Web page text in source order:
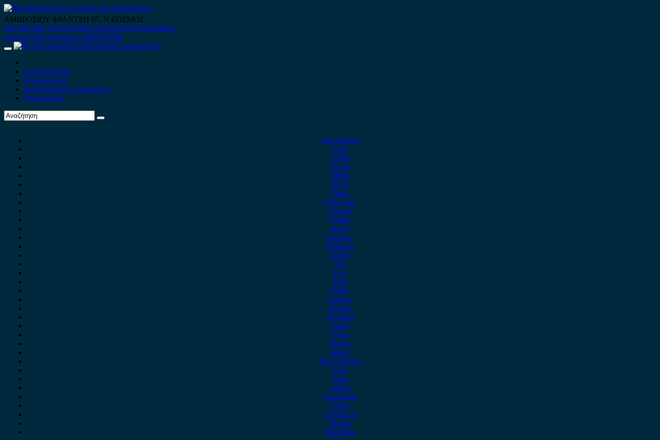
Skip
to
content
ΑΜΒΡΟΣΙΟΥ ΦΡΑΝΤΖΗ 67, Ν.ΚΟΣΜΟΣ
210 9012444 210 9239148 210 9238158 210 9026839
Κινητό-Viber-whatsapp : 6980507900
Primary
Αρχική Σελίδα
Ποιοί είμαστε
Ανταλλακτικά Αυτοκινήτων
Επικοινωνία
Alfa Romeo
Audi
Austin
Acura
BMW
BYD
Chery
Chevrolet
Citroen
Cupra
Dacia
Daewoo
Daihatsu
Dodge
DS
Fiat
Ford
Geely
Gonow
Honda
Hyundai
Isuzu
iveco
Jaecoo
Jaguar
Jeep Chrysler
KIA
Lada
Lancia
Leapmotor
Lexus
Lynk & co
Mazda
Mercedes